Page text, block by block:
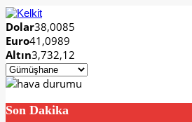
Dolar38,0085
Euro41,0989
Altın3,732,12
Son Dakika